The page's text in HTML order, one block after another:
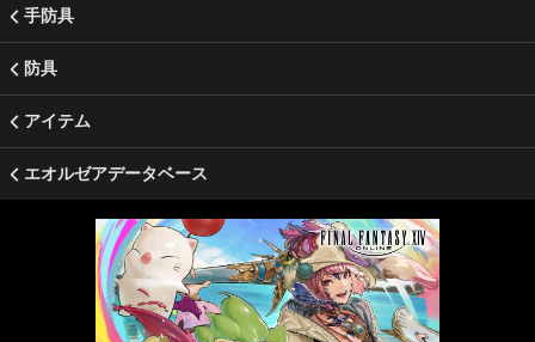
手防具
防具
アイテム
エオルゼアデータベース